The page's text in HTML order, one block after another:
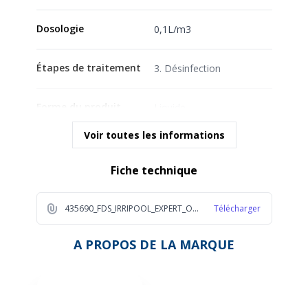
Dosologie 0,1L/m3
Étapes de traitement 3. Désinfection
Voir toutes les informations
Fiche technique
435690_FDS_IRRIPOOL_EXPERT_OXYG_ACTIF_5L_2025_FR_1_5257 Télécharger
A PROPOS DE LA MARQUE